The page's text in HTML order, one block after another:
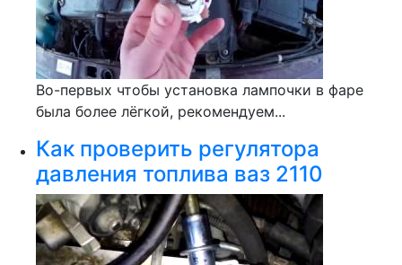
Во-первых чтобы установка лампочки в фаре
была более лёгкой, рекомендуем...
Как проверить регулятора
давления топлива ваз 2110